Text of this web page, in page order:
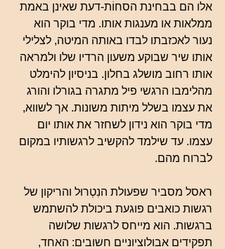
אלו הם בבחינת הסחוֹת-דעת שאינן באמת
ממלאות או מענגות אותו. מדי בוקר הוא
נעור לאכזבתו לבדו באותה המיטה, לצלילי
אותו שיר שבוקע משעון הרדיו שלו ולמראה
אותו רחוב מושלג בחלון. בניסיון להימלט
מהלימבו הרגשי פיל מתגרה בגורלו והורג
את עצמו בשלל מיתות משונות. אך לשווא,
מדי בוקר הוא נידון לשחזר את אותו יום
עצמו. עד שילמד להקשיב לרגשותיו במקום
לברוח מהם.
ראסל מסביר שפעולת הנִטְרוּל והריקון של
רגשות כואבים פוגעת ביכולת להשתמש
ברגשות. הוא מייחס לרגשות שלושה
תפקידים אבולוציוניים חשובים: האחד,